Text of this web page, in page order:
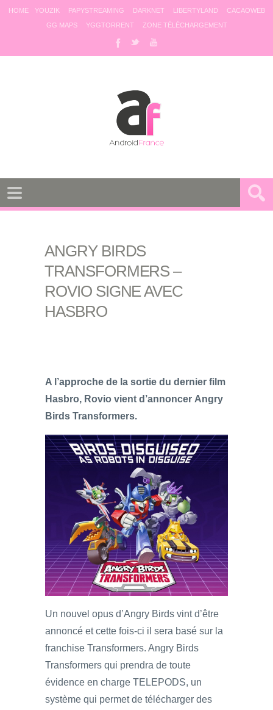
HOME YOUZIK PAPYSTREAMING DARKNET LIBERTYLAND
CACAOWEB
GG MAPS
YGGTORRENT ZONE TÉLÉCHARGEMENT
ANGRY BIRDS
TRANSFORMERS –
ROVIO SIGNE AVEC
HASBRO
A l’approche de la sortie du dernier film
Hasbro, Rovio vient d’annoncer Angry
Birds Transformers.
Un nouvel opus d’Angry Birds vint d’être
annoncé et cette fois-ci il sera basé sur la
franchise Transformers. Angry Birds
Transformers qui prendra de toute
évidence en charge TELEPODS, un
système qui permet de télécharger des